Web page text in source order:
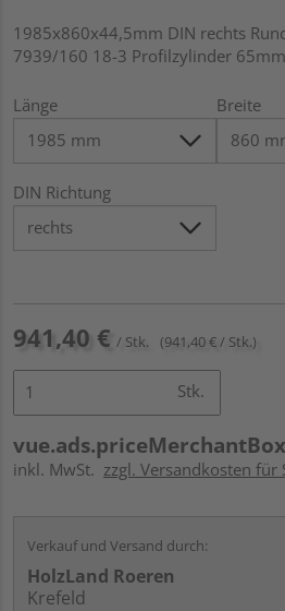
1985x860x44,5mm DIN rechts
7939/160 18-3 Profilzylinder
Länge Breite
DIN Richtung
941,40 € / Stk. (941,40 € / Stk.)
Stk.
inkl. MwSt. zzgl. Versandkosten für
Verkauf und Versand durch:
HolzLand Roeren
Krefeld